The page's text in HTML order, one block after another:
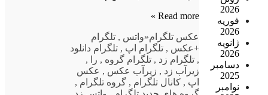
2026
فوریه
2026
ژانویه
2026
دسامبر
2025
نوامبر
Read more »
عکس تلگرام«واتس , تلگرام
+عکس , تلگرام اپ , تلگرام دانلود
, تلگرام زد , تلگرام گروه , را
,
زیرآب زد , زیرآب عکس , عکس
اپ , کانال تلگرام , گروه تلگرام ,